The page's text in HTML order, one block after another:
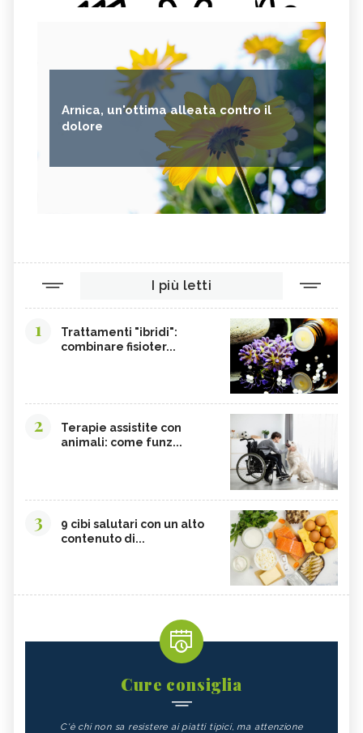
Arnica, un'ottima alleata contro il
dolore
I più letti
1
Trattamenti "ibridi":
combinare fisioter...
2
Terapie assistite con
animali: come funz...
3
9 cibi salutari con un alto
contenuto di...
Cure consiglia
C'è chi non sa resistere ai piatti tipici, ma attenzione